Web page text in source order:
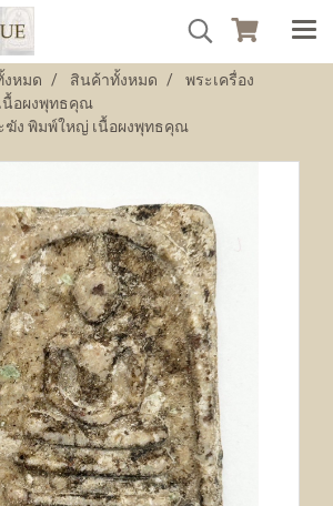
หมด สินค้าทั้งหมด
พระเครื่อง
นื้อผงพุทธคุณ
ฆัง พิมพ์ใหญ่ เนื้อผงพุทธคุณ